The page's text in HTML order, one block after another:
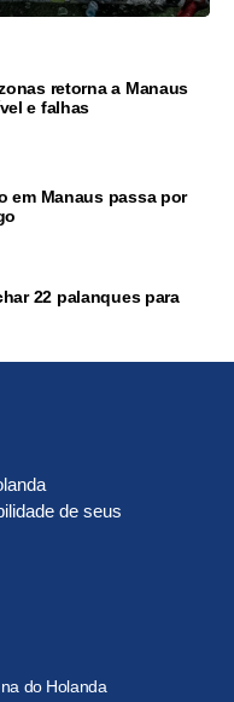
retorna a Manaus
e falhas
em Manaus passa por
22 palanques para
de seus
do Holanda